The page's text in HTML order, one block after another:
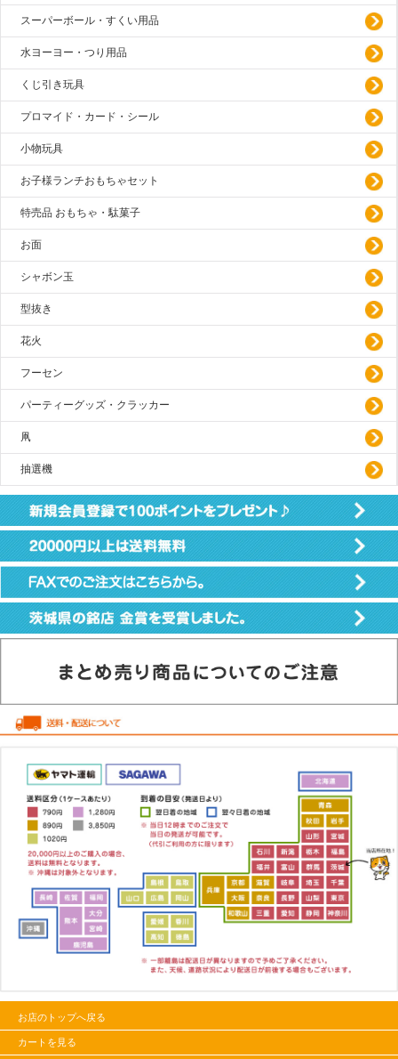
スーパーボール・すくい用品
水ヨーヨー・つり用品
くじ引き玩具
プロマイド・カード・シール
小物玩具
お子様ランチおもちゃセット
特売品 おもちゃ・駄菓子
お面
シャボン玉
型抜き
花火
フーセン
パーティーグッズ・クラッカー
凧
抽選機
お店のトップへ戻る
カートを見る